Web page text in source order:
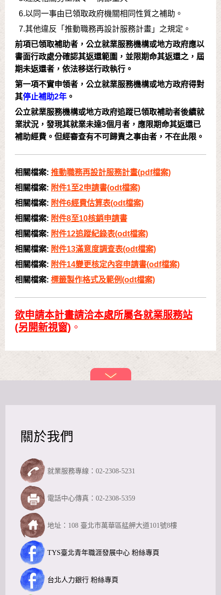
關於我們
就業服務專線：02-2308-5231
TYS臺北青年職涯發展中心 粉絲專頁
電話中心傳真：02-2308-5359
台北人力銀行 粉絲專頁
地址：108 臺北市萬華區艋舺大道101號8樓